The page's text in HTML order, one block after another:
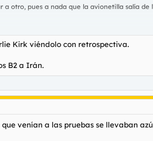
a otro, pues a nada que la avionetilla salía de
saliera de su zona de vigilancia y
y le han tenido que acostar en uno de
Kirk viéndolo con retrospectiva.
B2 a Irán.
venían a las pruebas se llevaban